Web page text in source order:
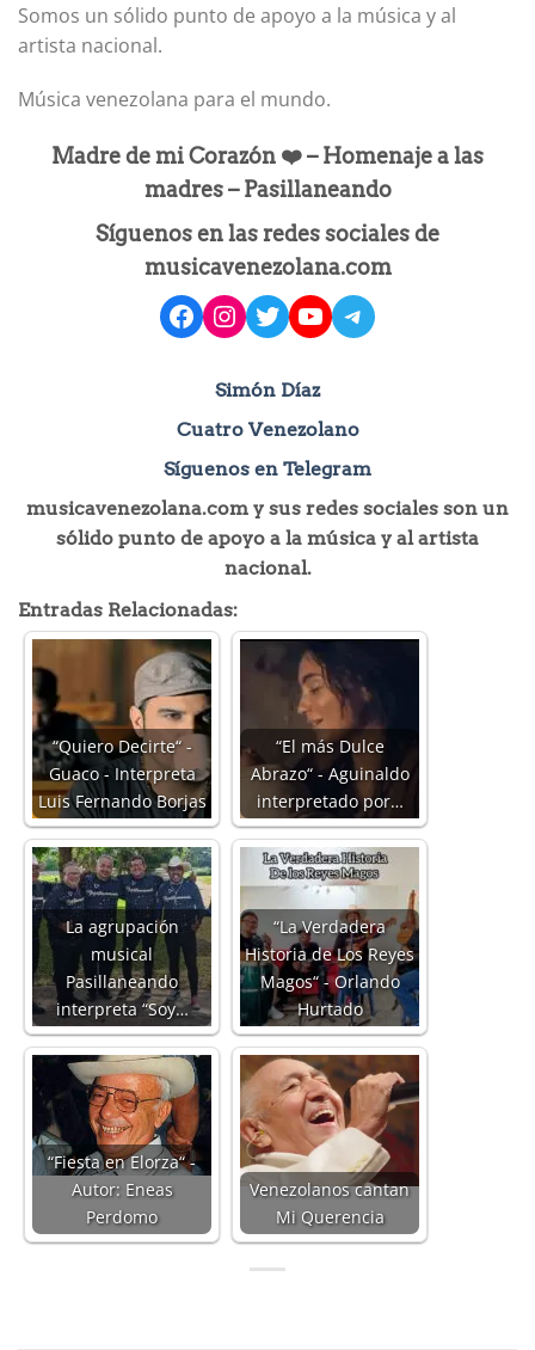
Somos un sólido punto de apoyo a la música y al
artista nacional.
Música venezolana para el mundo.
Madre de mi Corazón ❤️ – Homenaje a las
madres – Pasillaneando
Síguenos en las redes sociales de
musicavenezolana.com
facebook
instagram
Twitter
YouTube
Telegram
Simón Díaz
Cuatro Venezolano
Síguenos en Telegram
musicavenezolana.com y sus redes sociales son un
sólido punto de apoyo a la música y al artista
nacional.
Entradas Relacionadas:
“Quiero Decirte“ -
Guaco - Interpreta
Luis Fernando Borjas
“El más Dulce
Abrazo“ - Aguinaldo
interpretado por…
La agrupación
musical
Pasillaneando
interpreta “Soy…
“La Verdadera
Historia de Los Reyes
Magos“ - Orlando
Hurtado
“Fiesta en Elorza“ -
Autor: Eneas
Perdomo
Venezolanos cantan
Mi Querencia